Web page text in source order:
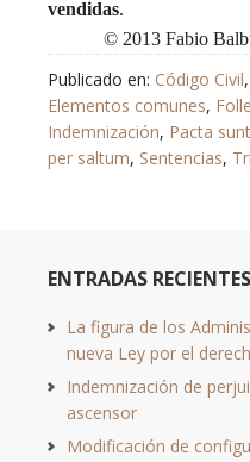
vendidas.
© 2013 Fabio
Publicado en: Código Civil,
Elementos comunes,
Indemnización, Pacta
per saltum, Sentencias,
ENTRADAS RECIENTES
La figura de los
nueva Ley por el
Indemnización de
ascensor
Modificación de